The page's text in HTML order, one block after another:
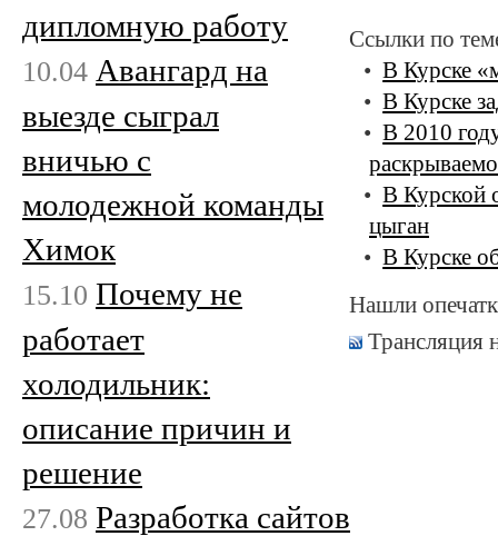
Ссылки по
В Курске
В Курске
В 2010
В Курской
цыган
В Курске
Нашли
Трансляция
дипломную работу
10.04 Авангард на
выезде сыграл
вничью с
молодежной команды
Химок
15.10 Почему не
работает
холодильник:
описание причин и
решение
27.08 Разработка сайтов